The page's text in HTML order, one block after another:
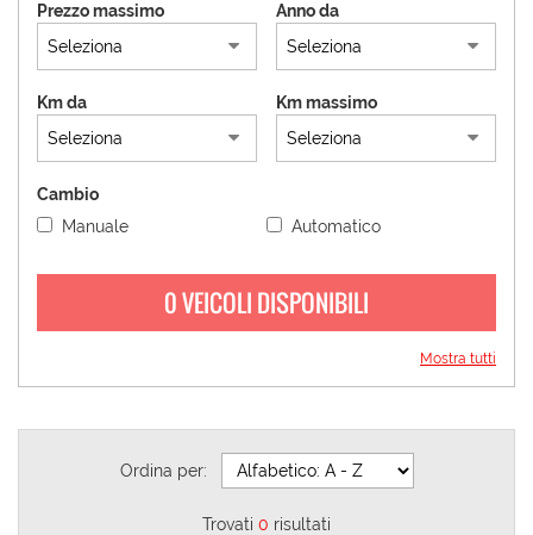
Prezzo massimo Anno da
Km da Km massimo
Cambio
Manuale
Automatico
0 VEICOLI DISPONIBILI
Mostra tutti
Ordina per:
Trovati 0 risultati